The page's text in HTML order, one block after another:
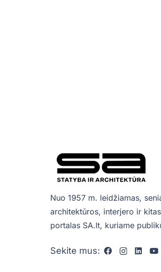
Nuo 1957 m. leidžiamas,
architektūros, interjero ir
portalas SA.lt, kuriame
Sekite mus: